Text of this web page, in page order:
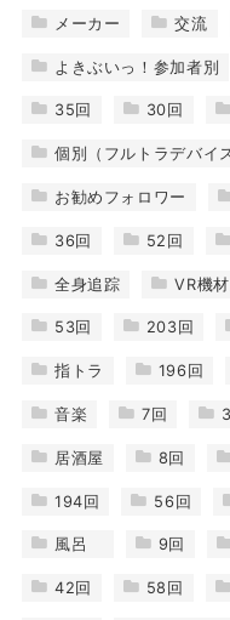
メーカー 交流
よきぶいっ！参加者別
35回 30回
個別（フルトラデバイ
お勧めフォロワー
36回 52回
全身追踪 VR機
53回 203回
指トラ 196回
音楽 7回
居酒屋 8回
194回 56回
風呂 9回
42回 58回